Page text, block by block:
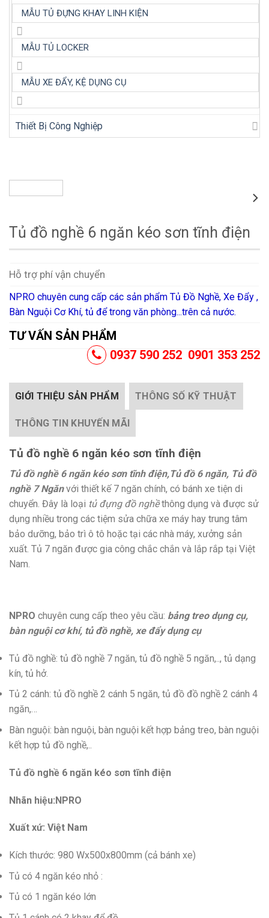
MẪU TỦ ĐỰNG KHAY LINH KIỆN
MẪU TỦ LOCKER
MẪU XE ĐẨY, KỆ DỤNG CỤ
Thiết Bị Công Nghiệp
Tủ đồ nghề 6 ngăn kéo sơn tĩnh điện
Hỗ trợ phí vận chuyển
NPRO chuyên cung cấp các sản phẩm Tủ Đồ Nghề, Xe Đẩy ,
Bàn Nguội Cơ Khí, tủ để trong văn phòng...trên cả nước.
TƯ VẤN SẢN PHẨM
0937 590 252 0901 353 252
GIỚI THIỆU SẢN PHẨM THÔNG SỐ KỸ THUẬT
THÔNG TIN KHUYẾN MÃI
Tủ đồ nghề 6 ngăn kéo sơn tĩnh điện
Tủ đồ nghề 6 ngăn kéo sơn tĩnh điện,Tủ đồ 6 ngăn, Tủ đồ
nghề 7 Ngănvới thiết kế 7 ngăn chính, có bánh xe tiện di
chuyển. Đây là loại tủ đựng đồ nghềthông dụng và được sử
dụng nhiều trong các tiệm sửa chữa xe máy hay trung tâm
bảo dưỡng, bảo trì ô tô hoặc tại các nhà máy, xưởng sản
xuất. Tủ 7 ngăn được gia công chắc chắn và lắp rắp tại Việt
Nam.
NPRO chuyên cung cấp theo yêu cầu: bảng treo dụng cụ,
bàn nguội cơ khí, tủ đồ nghề, xe đẩy dụng cụ
Tủ đồ nghề: tủ đồ nghề 7 ngăn, tủ đồ nghề 5 ngăn,.., tủ dạng
kín, tủ hở.
Tủ 2 cánh: tủ đồ nghề 2 cánh 5 ngăn, tủ đồ đồ nghề 2 cánh 4
ngăn,…
Bàn nguội: bàn nguội, bàn nguội kết hợp bảng treo, bàn nguội
kết hợp tủ đồ nghề,..
Tủ đồ nghề 6 ngăn kéo sơn tĩnh điện
Nhãn hiệu:NPRO
Xuất xứ: Việt Nam
Kích thước: 980 Wx500x800mm (cả bánh xe)
Tủ có 4 ngăn kéo nhỏ :
Tủ có 1 ngăn kéo lớn